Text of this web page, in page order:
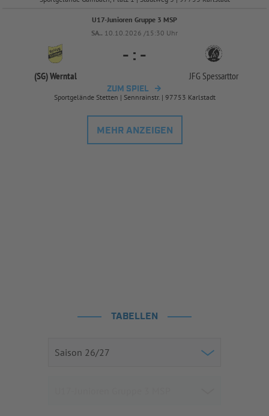
U17-Junioren Gruppe 3 MSP
SA.. 10.10.2026 /15:30 Uhr
(SG) Werntal
- : -
JFG Spessarttor
ZUM SPIEL
Sportgelände Stetten | Sennrainstr. | 97753 Karlstadt
MEHR ANZEIGEN
TABELLEN